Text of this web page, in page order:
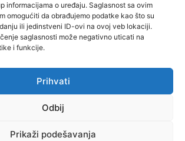
informacijama o uređaju. Saglasnost sa ovim
omogućiti da obrađujemo podatke kao što su
ili jedinstveni ID-ovi na ovoj veb lokaciji.
saglasnosti može negativno uticati na
i funkcije.
Prihvati
Odbij
Prikaži podešavanja